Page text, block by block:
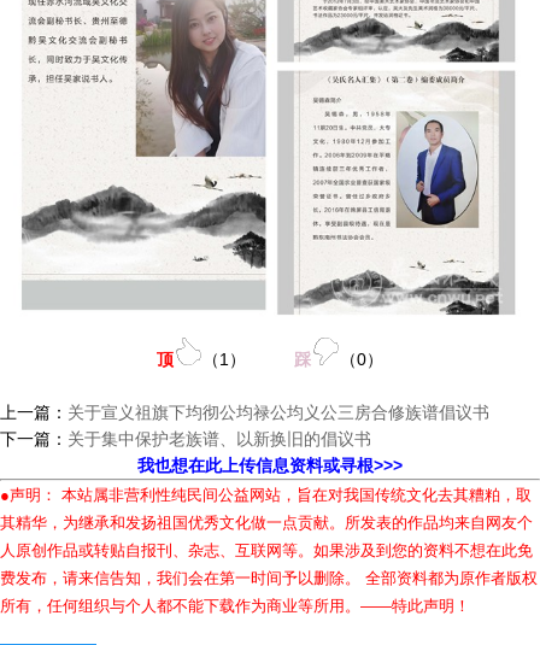
顶 （1 ） 踩 （0）
上一篇： 关于宣义祖旗下均彻公均禄公均义公三房合修族谱倡议书
下一篇： 关于集中保护老族谱、以新换旧的倡议书
我也想在此上传信息资料或寻根>>>
●声明： 本站属非营利性纯民间公益网站，旨在对我国传统文化去其糟粕，取
其精华，为继承和发扬祖国优秀文化做一点贡献。所发表的作品均来自网友个
人原创作品或转贴自报刊、杂志、互联网等。如果涉及到您的资料不想在此免
费发布，请来信告知，我们会在第一时间予以删除。 全部资料都为原作者版权
所有，任何组织与个人都不能下载作为商业等所用。——特此声明！